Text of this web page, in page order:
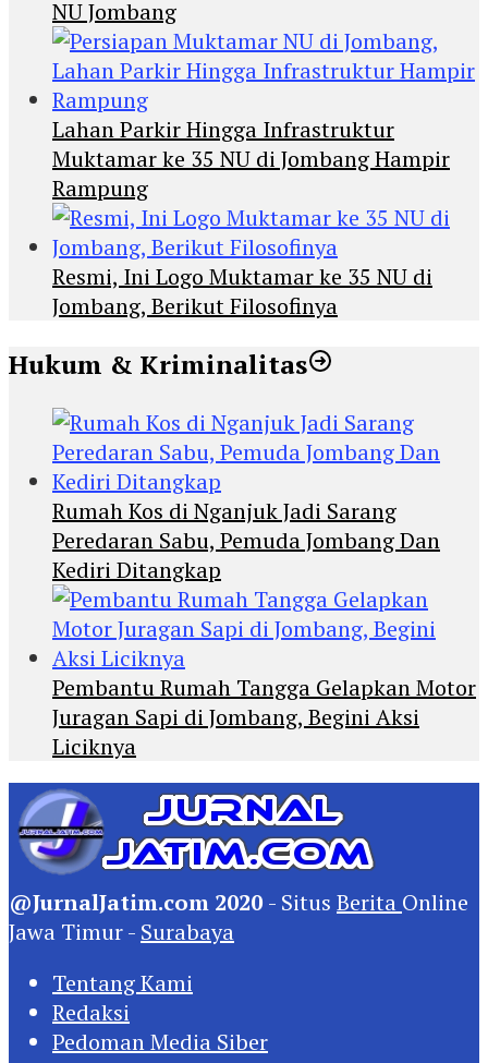
NU Jombang
Lahan Parkir Hingga Infrastruktur
Muktamar ke 35 NU di Jombang Hampir
Rampung
Resmi, Ini Logo Muktamar ke 35 NU di
Jombang, Berikut Filosofinya
Hukum & Kriminalitas
Rumah Kos di Nganjuk Jadi Sarang
Peredaran Sabu, Pemuda Jombang Dan
Kediri Ditangkap
Pembantu Rumah Tangga Gelapkan Motor
Juragan Sapi di Jombang, Begini Aksi
Liciknya
@JurnalJatim.com 2020 - Situs Berita Online
Jawa Timur - Surabaya
Tentang Kami
Redaksi
Pedoman Media Siber